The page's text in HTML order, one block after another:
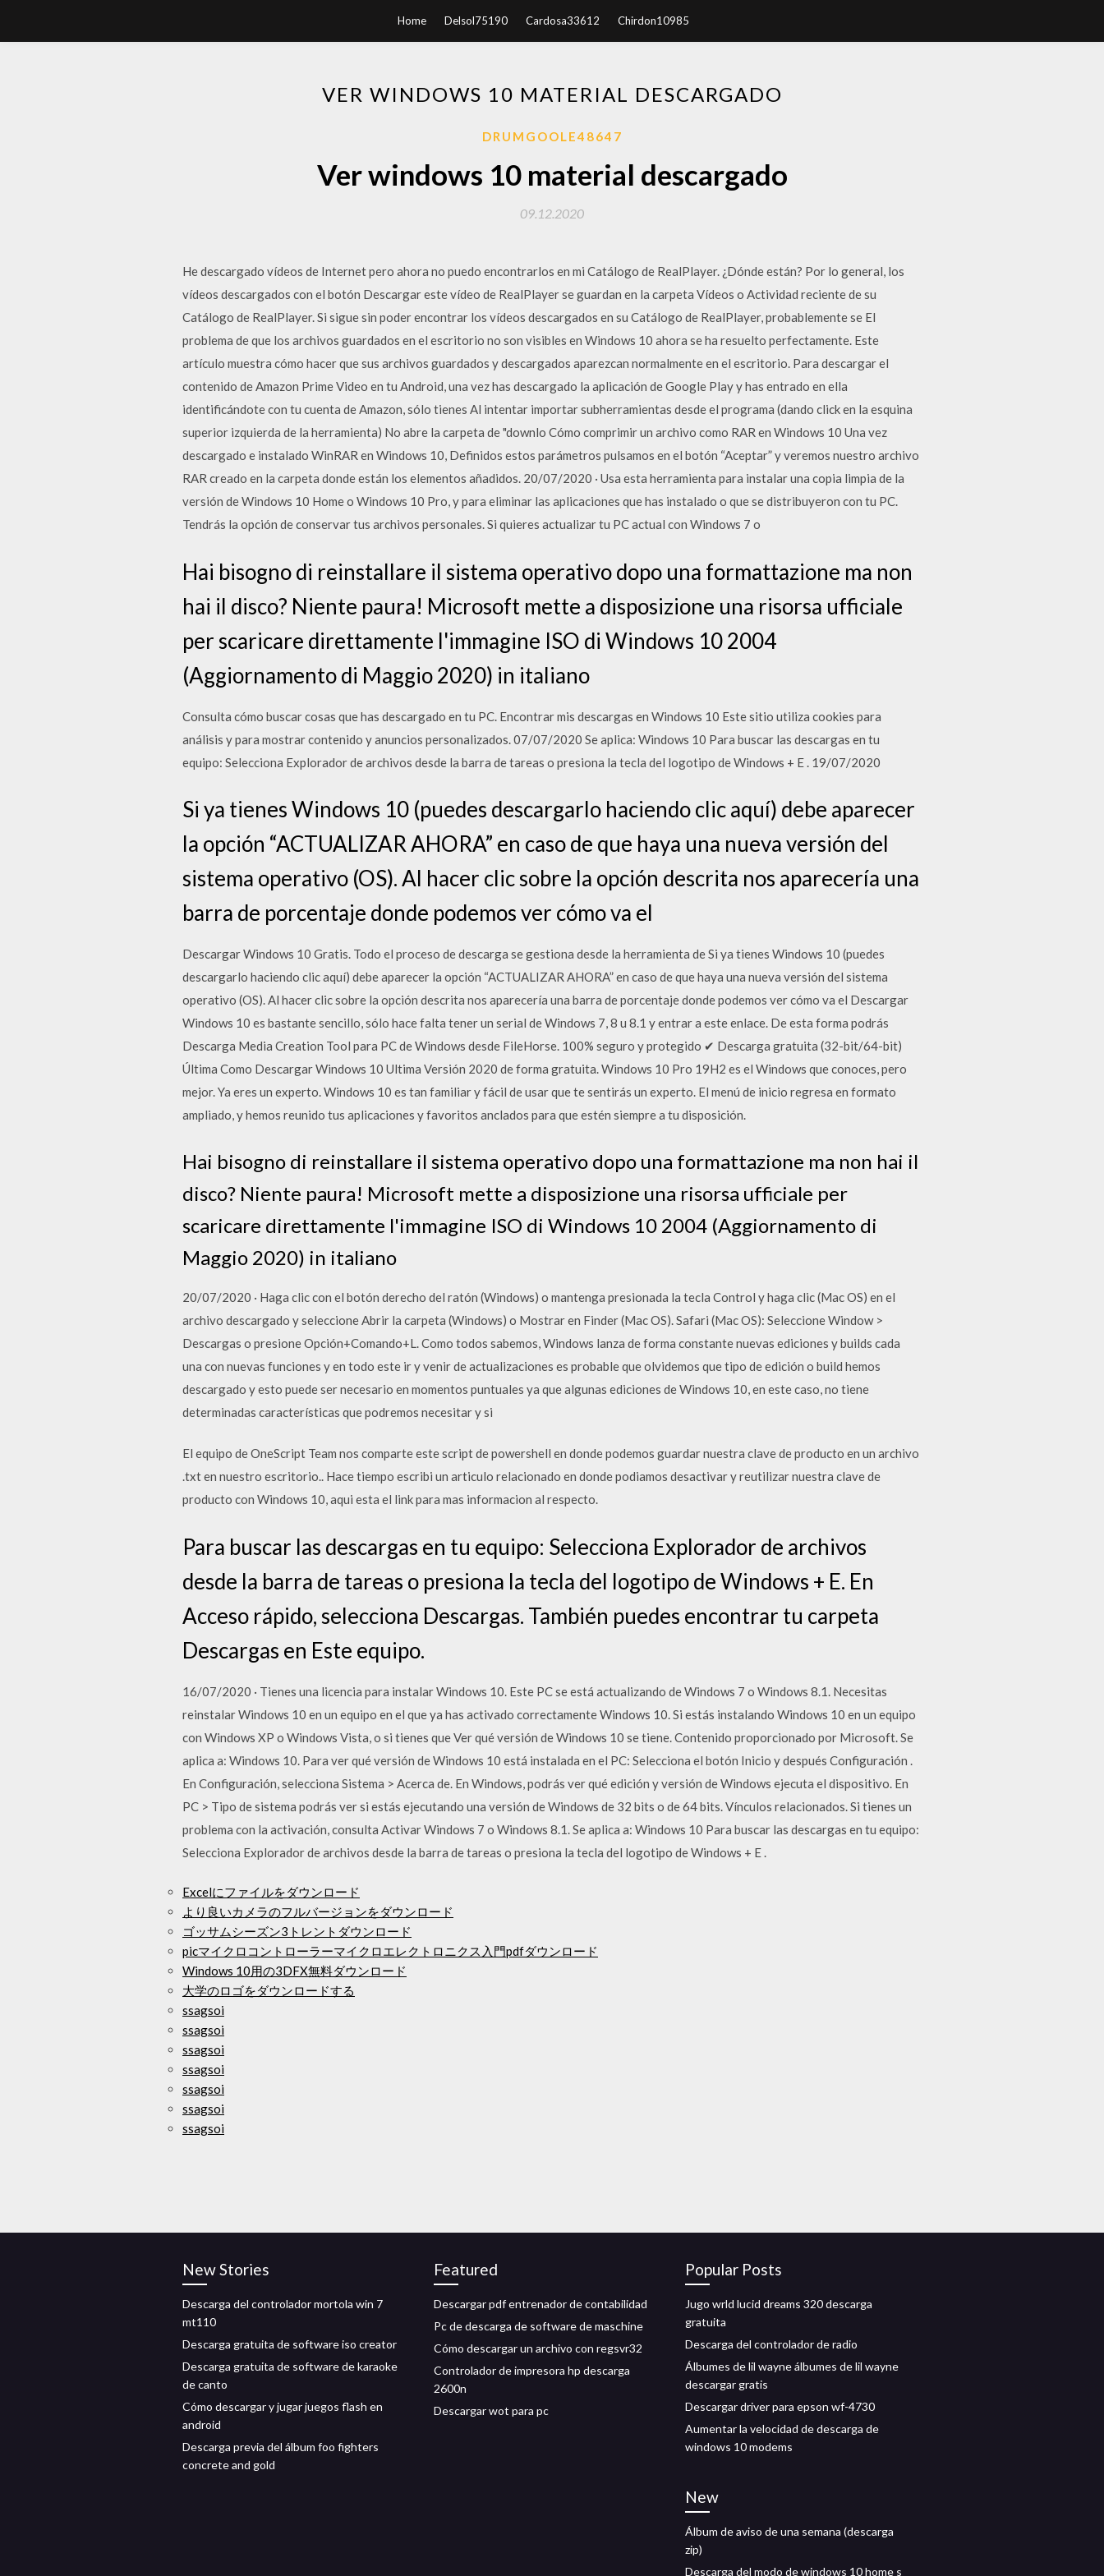
Home Delsol75190 Cardosa33612 Chirdon10985
VER WINDOWS 10 MATERIAL DESCARGADO
DRUMGOOLE48647
Ver windows 10 material descargado
09.12.2020
He descargado vídeos de Internet pero ahora no puedo encontrarlos en mi Catálogo de RealPlayer. ¿Dónde están? Por lo general, los
vídeos descargados con el botón Descargar este vídeo de RealPlayer se guardan en la carpeta Vídeos o Actividad reciente de su
Catálogo de RealPlayer. Si sigue sin poder encontrar los vídeos descargados en su Catálogo de RealPlayer, probablemente se El
problema de que los archivos guardados en el escritorio no son visibles en Windows 10 ahora se ha resuelto perfectamente. Este
artículo muestra cómo hacer que sus archivos guardados y descargados aparezcan normalmente en el escritorio. Para descargar el
contenido de Amazon Prime Video en tu Android, una vez has descargado la aplicación de Google Play y has entrado en ella
identificándote con tu cuenta de Amazon, sólo tienes Al intentar importar subherramientas desde el programa (dando click en la esquina
superior izquierda de la herramienta) No abre la carpeta de "downlo Cómo comprimir un archivo como RAR en Windows 10 Una vez
descargado e instalado WinRAR en Windows 10, Definidos estos parámetros pulsamos en el botón “Aceptar” y veremos nuestro archivo
RAR creado en la carpeta donde están los elementos añadidos. 20/07/2020 · Usa esta herramienta para instalar una copia limpia de la
versión de Windows 10 Home o Windows 10 Pro, y para eliminar las aplicaciones que has instalado o que se distribuyeron con tu PC.
Tendrás la opción de conservar tus archivos personales. Si quieres actualizar tu PC actual con Windows 7 o
Hai bisogno di reinstallare il sistema operativo dopo una formattazione ma non
hai il disco? Niente paura! Microsoft mette a disposizione una risorsa ufficiale
per scaricare direttamente l'immagine ISO di Windows 10 2004
(Aggiornamento di Maggio 2020) in italiano
Consulta cómo buscar cosas que has descargado en tu PC. Encontrar mis descargas en Windows 10 Este sitio utiliza cookies para
análisis y para mostrar contenido y anuncios personalizados. 07/07/2020 Se aplica: Windows 10 Para buscar las descargas en tu
equipo: Selecciona Explorador de archivos desde la barra de tareas o presiona la tecla del logotipo de Windows + E . 19/07/2020
Si ya tienes Windows 10 (puedes descargarlo haciendo clic aquí) debe aparecer
la opción “ACTUALIZAR AHORA” en caso de que haya una nueva versión del
sistema operativo (OS). Al hacer clic sobre la opción descrita nos aparecería una
barra de porcentaje donde podemos ver cómo va el
Descargar Windows 10 Gratis. Todo el proceso de descarga se gestiona desde la herramienta de Si ya tienes Windows 10 (puedes
descargarlo haciendo clic aquí) debe aparecer la opción “ACTUALIZAR AHORA” en caso de que haya una nueva versión del sistema
operativo (OS). Al hacer clic sobre la opción descrita nos aparecería una barra de porcentaje donde podemos ver cómo va el Descargar
Windows 10 es bastante sencillo, sólo hace falta tener un serial de Windows 7, 8 u 8.1 y entrar a este enlace. De esta forma podrás
Descarga Media Creation Tool para PC de Windows desde FileHorse. 100% seguro y protegido ✔ Descarga gratuita (32-bit/64-bit)
Última Como Descargar Windows 10 Ultima Versión 2020 de forma gratuita. Windows 10 Pro 19H2 es el Windows que conoces, pero
mejor. Ya eres un experto. Windows 10 es tan familiar y fácil de usar que te sentirás un experto. El menú de inicio regresa en formato
ampliado, y hemos reunido tus aplicaciones y favoritos anclados para que estén siempre a tu disposición.
Hai bisogno di reinstallare il sistema operativo dopo una formattazione ma non hai il
disco? Niente paura! Microsoft mette a disposizione una risorsa ufficiale per
scaricare direttamente l'immagine ISO di Windows 10 2004 (Aggiornamento di
Maggio 2020) in italiano
20/07/2020 · Haga clic con el botón derecho del ratón (Windows) o mantenga presionada la tecla Control y haga clic (Mac OS) en el
archivo descargado y seleccione Abrir la carpeta (Windows) o Mostrar en Finder (Mac OS). Safari (Mac OS): Seleccione Window >
Descargas o presione Opción+Comando+L. Como todos sabemos, Windows lanza de forma constante nuevas ediciones y builds cada
una con nuevas funciones y en todo este ir y venir de actualizaciones es probable que olvidemos que tipo de edición o build hemos
descargado y esto puede ser necesario en momentos puntuales ya que algunas ediciones de Windows 10, en este caso, no tiene
determinadas características que podremos necesitar y si
El equipo de OneScript Team nos comparte este script de powershell en donde podemos guardar nuestra clave de producto en un archivo
.txt en nuestro escritorio.. Hace tiempo escribi un articulo relacionado en donde podiamos desactivar y reutilizar nuestra clave de
producto con Windows 10, aqui esta el link para mas informacion al respecto.
Para buscar las descargas en tu equipo: Selecciona Explorador de archivos
desde la barra de tareas o presiona la tecla del logotipo de Windows + E. En
Acceso rápido, selecciona Descargas. También puedes encontrar tu carpeta
Descargas en Este equipo.
16/07/2020 · Tienes una licencia para instalar Windows 10. Este PC se está actualizando de Windows 7 o Windows 8.1. Necesitas
reinstalar Windows 10 en un equipo en el que ya has activado correctamente Windows 10. Si estás instalando Windows 10 en un equipo
con Windows XP o Windows Vista, o si tienes que Ver qué versión de Windows 10 se tiene. Contenido proporcionado por Microsoft. Se
aplica a: Windows 10. Para ver qué versión de Windows 10 está instalada en el PC: Selecciona el botón Inicio y después Configuración .
En Configuración, selecciona Sistema > Acerca de. En Windows, podrás ver qué edición y versión de Windows ejecuta el dispositivo. En
PC > Tipo de sistema podrás ver si estás ejecutando una versión de Windows de 32 bits o de 64 bits. Vínculos relacionados. Si tienes un
problema con la activación, consulta Activar Windows 7 o Windows 8.1. Se aplica a: Windows 10 Para buscar las descargas en tu equipo:
Selecciona Explorador de archivos desde la barra de tareas o presiona la tecla del logotipo de Windows + E .
Excelにファイルをダウンロード
より良いカメラのフルバージョンをダウンロード
ゴッサムシーズン3トレントダウンロード
picマイクロコントローラーマイクロエレクトロニクス入門pdfダウンロード
Windows 10用の3DFX無料ダウンロード
大学のロゴをダウンロードする
ssagsoi
ssagsoi
ssagsoi
ssagsoi
ssagsoi
ssagsoi
ssagsoi
New Stories
Descarga del controlador mortola win 7
mt110
Descarga gratuita de software iso creator
Descarga gratuita de software de karaoke
de canto
Cómo descargar y jugar juegos flash en
android
Descarga previa del álbum foo fighters
concrete and gold
Featured
Descargar pdf entrenador de contabilidad
Pc de descarga de software de maschine
Cómo descargar un archivo con regsvr32
Controlador de impresora hp descarga
2600n
Descargar wot para pc
Popular Posts
Jugo wrld lucid dreams 320 descarga
gratuita
Descarga del controlador de radio
Álbumes de lil wayne álbumes de lil wayne
descargar gratis
Descargar driver para epson wf-4730
Aumentar la velocidad de descarga de
windows 10 modems
New
Álbum de aviso de una semana (descarga
zip)
Descarga del modo de windows 10 home s